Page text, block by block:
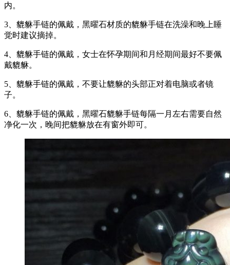
内。
3、貔貅手链的佩戴，黑曜石材质的貔貅手链在洗澡和晚上睡
觉时建议摘掉。
4、貔貅手链的佩戴，女士在怀孕期间和月经期间最好不要佩
戴貔貅。
5、貔貅手链的佩戴，不要让貔貅的头部正对着电脑或者镜
子。
6、貔貅手链的佩戴，黑曜石貔貅手链每隔一月左右需要自然
净化一次，晚间把貔貅放在有窗外即可。